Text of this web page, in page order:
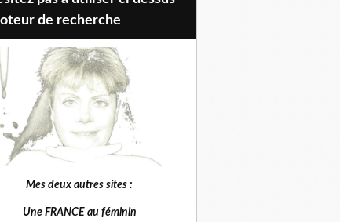
de recherche
Mes deux autres sites :
Une FRANCE au féminin